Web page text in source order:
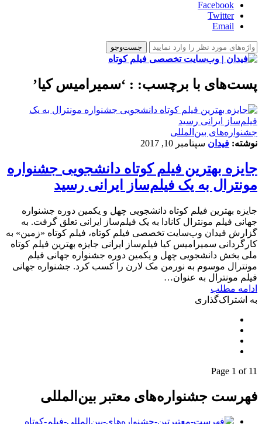
Facebook
Twitter
Email
پست‌های با برچسب: : ‘سمیرامیس کیا’
‌‌جشنواره‌های بین‌المللی
نوشته: فیدان سپتامبر 10, 2017
جایزه بهترین فیلم کوتاه دانشجویی جشنواره
مونترال به یک فیلم‌ساز ایرانی رسید
جایزه بهترین فیلم کوتاه دانشجویی چهل و یکمین دوره جشنواره
جهانی فیلم مونترال کانادا به یک فیلم‌ساز ایرانی تعلق گرفت. به
گزارش فیدان وب‌سایت تخصصی فیلم کوتاه، فیلم کوتاه «زمین» به
کارگردانی سمیرامیس کیا فیلم‌ساز ایرانی جایزه بهترین فیلم کوتاه
ملی بخش دانشجویی چهل و یکمین دوره جشنواره جهانی فیلم
مونترال موسوم به نورمن مک لارن را کسب کرد. جشنواره جهانی
فیلم مونترال به عنوان…
ادامه مطلب
به اشتراک‌گذاری
Page 1 of 11
فهرست جشنواره‌های معتبر بین‌المللی